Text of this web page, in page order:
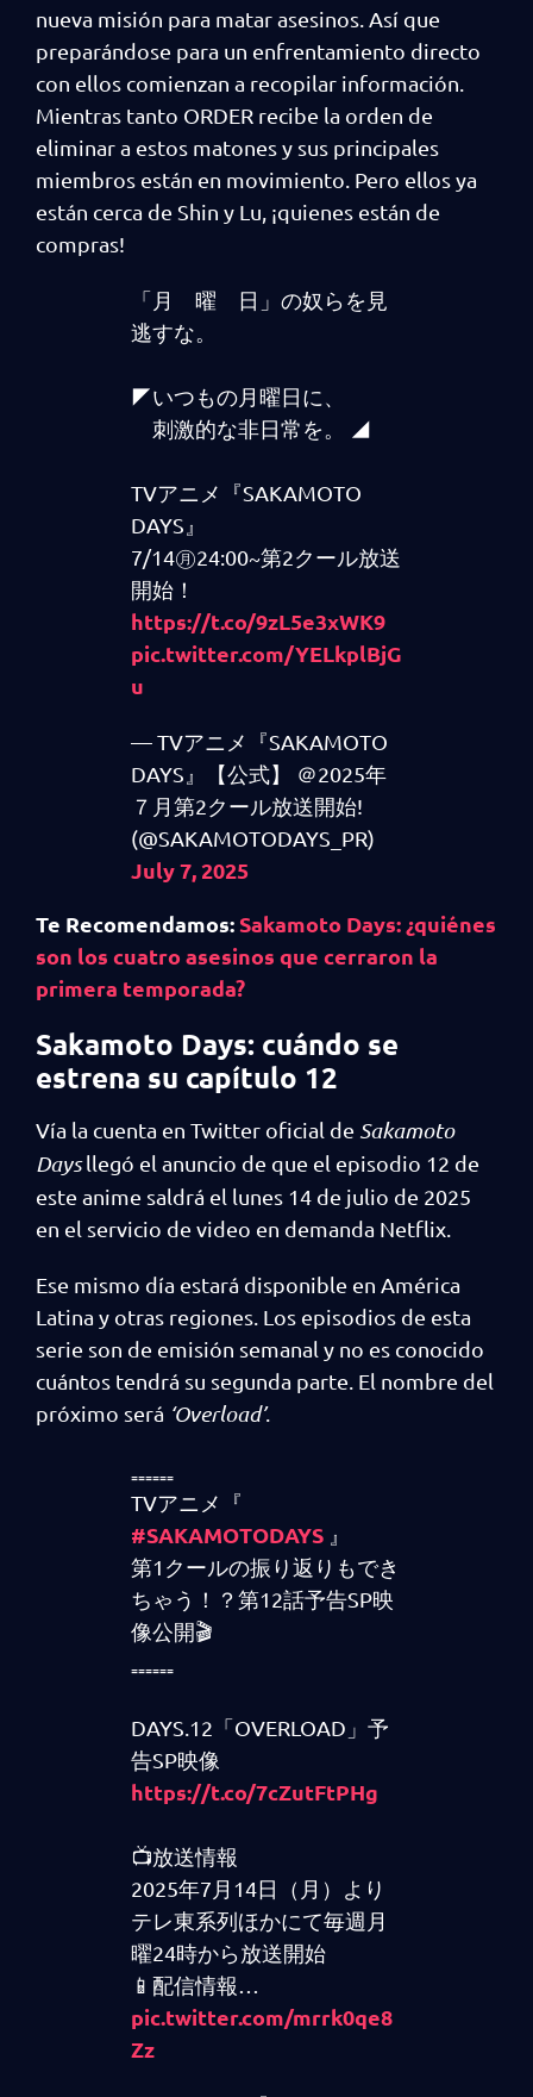
nueva misión para matar asesinos. Así que
preparándose para un enfrentamiento directo
con ellos comienzan a recopilar información.
Mientras tanto ORDER recibe la orden de
eliminar a estos matones y sus principales
miembros están en movimiento. Pero ellos ya
están cerca de Shin y Lu, ¡quienes están de
compras!
「月 曜 日」の奴らを見
逃すな。
◤いつもの月曜日に、
刺激的な非日常を。 ◢
TVアニメ『SAKAMOTO
DAYS』
7/14㊊24:00~第2クール放送
開始！
https://t.co/9zL5e3xWK9
pic.twitter.com/YELkplBjG
u
— TVアニメ『SAKAMOTO
DAYS』【公式】 ＠2025年
７月第2クール放送開始!
(@SAKAMOTODAYS_PR)
July 7, 2025
Te Recomendamos:Sakamoto Days: ¿quiénes
son los cuatro asesinos que cerraron la
primera temporada?
Sakamoto Days: cuándo se
estrena su capítulo 12
Vía la cuenta en Twitter oficial de Sakamoto
Daysllegó el anuncio de que el episodio 12 de
este anime saldrá el lunes 14 de julio de 2025
en el servicio de video en demanda Netflix.
Ese mismo día estará disponible en América
Latina y otras regiones. Los episodios de esta
serie son de emisión semanal y no es conocido
cuántos tendrá su segunda parte. El nombre del
próximo será ‘Overload’.
TVアニメ『
#SAKAMOTODAYS 』
第1クールの振り返りもでき
ちゃう！？第12話予告SP映
像公開🎬
DAYS.12「OVERLOAD」予
告SP映像
https://t.co/7cZutFtPHg
📺放送情報
2025年7月14日（月）より
テレ東系列ほかにて毎週月
曜24時から放送開始
📱配信情報…
pic.twitter.com/mrrk0qe8
Zz